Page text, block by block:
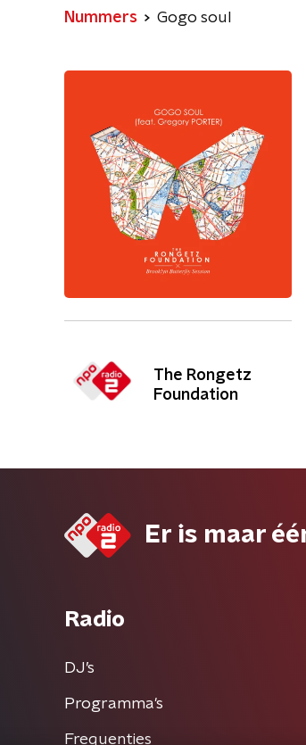
Nummers Gogo soul
The Rongetz
Foundation
Er is maar
Radio
DJ’s
Programma's
Frequenties